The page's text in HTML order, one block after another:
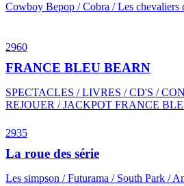
Cowboy Bepop / Cobra / Les chevaliers
2960
FRANCE BLEU BEARN
SPECTACLES / LIVRES / CD'S /
REJOUER / JACKPOT FRANCE
2935
La roue des série
Les simpson / Futurama / South Park /